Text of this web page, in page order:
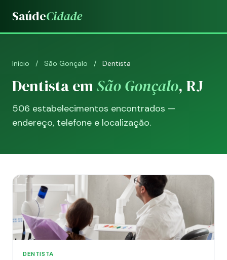
SaúdeCidade
Início / São Gonçalo / Dentista
Dentista emSão Gonçalo, RJ
506 estabelecimentos encontrados —
endereço, telefone e localização.
DENTISTA